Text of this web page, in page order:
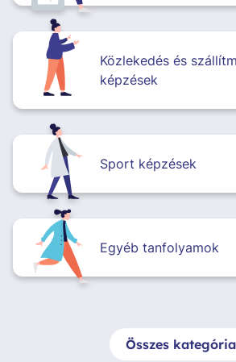
Közlekedés és
képzések
Sport képzések
Egyéb tanfolyamok
Összes kategória